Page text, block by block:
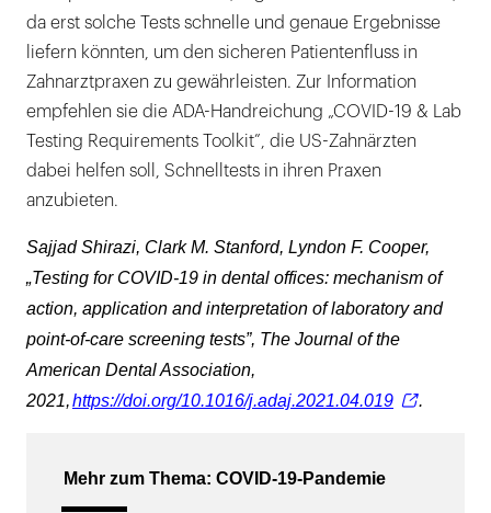
da erst solche Tests schnelle und genaue Ergebnisse
liefern könnten, um den sicheren Patientenfluss in
Zahnarztpraxen zu gewährleisten. Zur Information
empfehlen sie die ADA-Handreichung „COVID-19 & Lab
Testing Requirements Toolkit”, die US-Zahnärzten
dabei helfen soll, Schnelltests in ihren Praxen
anzubieten.
Sajjad Shirazi, Clark M. Stanford, Lyndon F. Cooper,
„Testing for COVID-19 in dental offices: mechanism of
action, application and interpretation of laboratory and
point-of-care screening tests”, The Journal of the
American Dental Association,
2021,https://doi.org/10.1016/j.adaj.2021.04.019 .
Mehr zum Thema: COVID-19-Pandemie